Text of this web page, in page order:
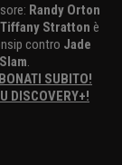
Randy Orton
Tiffany Stratton è
contro Jade
.
SUBITO!
DISCOVERY+!